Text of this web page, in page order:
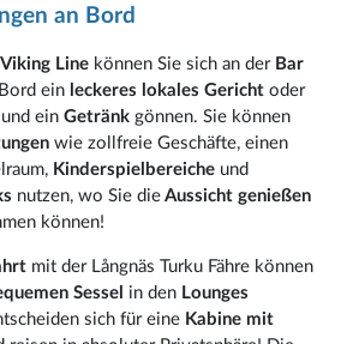
an Bord
Line können Sie sich an der Bar
ein leckeres lokales Gericht oder
und einGetränkgönnen. Sie können
wie zollfreie Geschäfte, einen
Kinderspielbereiche und
nutzen, wo Sie die Aussicht genießen
können!
mit der Långnäs Turku Fähre können
Sessel in den Lounges
sich für eine Kabine mit